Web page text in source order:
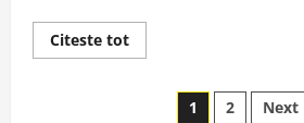
Citeste totRead
more
Indragostitilor
Paginație
1 2 Next